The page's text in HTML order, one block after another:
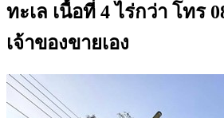
ทะเล เนื้อที่ 4 ไร่กว่า โทร
เจ้าของขายเอง